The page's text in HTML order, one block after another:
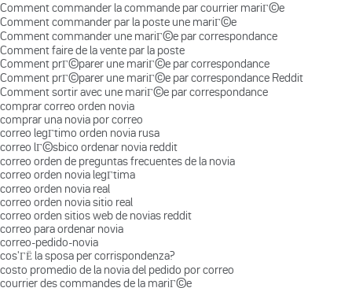
Comment commander la commande par courrier mariГ©e
Comment commander par la poste une mariГ©e
Comment commander une mariГ©e par correspondance
Comment faire de la vente par la poste
Comment prГ©parer une mariГ©e par correspondance
Comment prГ©parer une mariГ©e par correspondance Reddit
Comment sortir avec une mariГ©e par correspondance
comprar correo orden novia
comprar una novia por correo
correo legГ­timo orden novia rusa
correo lГ©sbico ordenar novia reddit
correo orden de preguntas frecuentes de la novia
correo orden novia legГ­tima
correo orden novia real
correo orden novia sitio real
correo orden sitios web de novias reddit
correo para ordenar novia
correo-pedido-novia
cos'ГЁ la sposa per corrispondenza?
costo promedio de la novia del pedido por correo
courrier des commandes de la mariГ©e